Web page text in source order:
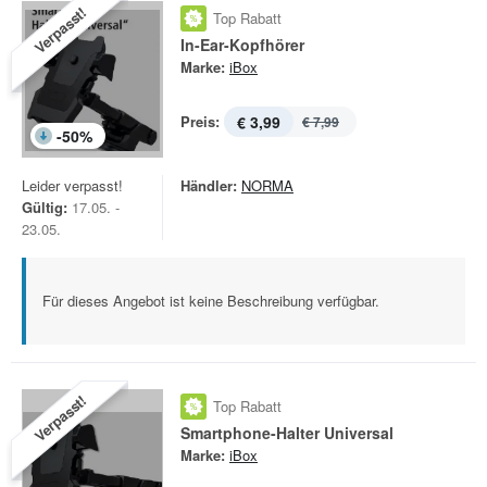
Verpasst!
-50%
Top Rabatt
In-Ear-Kopfhörer
Marke: iBox
Preis: € 3,99 € 7,99
Leider verpasst!
Gültig: 17.05. -
23.05.
Händler: NORMA
Für dieses Angebot ist keine Beschreibung verfügbar.
Verpasst! Top Rabatt
Smartphone-Halter Universal
Marke: iBox